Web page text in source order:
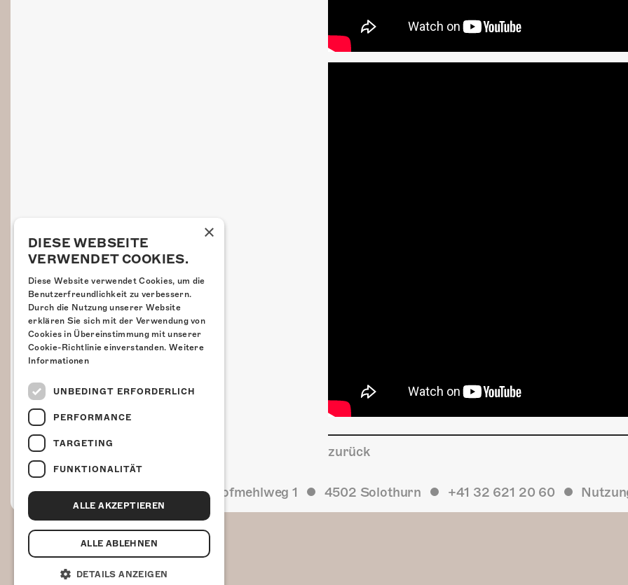
zurück
Kulturfabrik Kofmehl Kofmehlweg 1 4502 Solothurn +41 32 621 20 60
×
DIESE WEBSEITE
VERWENDET COOKIES.
Diese Website verwendet Cookies, um die
Benutzerfreundlichkeit zu verbessern.
Durch die Nutzung unserer Website
erklären Sie sich mit der Verwendung von
Cookies in Übereinstimmung mit unserer
Cookie-Richtlinie einverstanden. Weitere
Informationen
UNBEDINGT ERFORDERLICH
PERFORMANCE
TARGETING
FUNKTIONALITÄT
ALLE AKZEPTIEREN
ALLE ABLEHNEN
DETAILS ANZEIGEN